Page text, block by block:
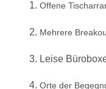
Offene
Mehrere
Leise
Orte der